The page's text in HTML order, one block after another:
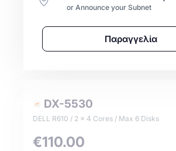
or Announce your Subnet
Παραγγελία
DX-5530
DELL R610 / 2 x 4 Cores / Max 6 Disks
€110.00